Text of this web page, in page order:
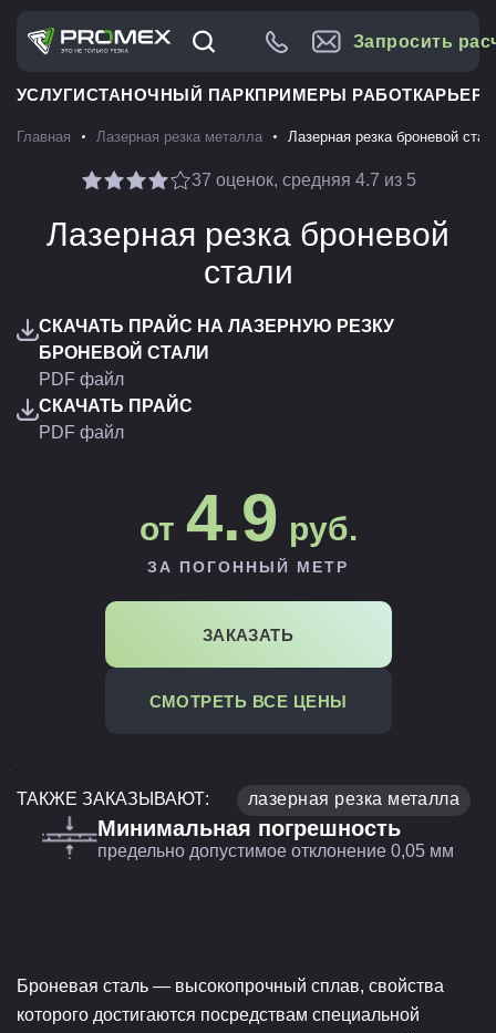
Запросить
УСЛУГИСТАНОЧНЫЙ ПАРКПРИМЕРЫ РАБОТКАРЬЕРА
Главная Лазерная резка металла Лазерная резка броневой
37 оценок, средняя 4.7 из 5
Лазерная резка броневой
стали
СКАЧАТЬ ПРАЙС НА ЛАЗЕРНУЮ РЕЗКУ
БРОНЕВОЙ СТАЛИ
PDF файл
СКАЧАТЬ ПРАЙС
PDF файл
от 4.9 руб.
ЗА ПОГОННЫЙ МЕТР
ЗАКАЗАТЬ
СМОТРЕТЬ ВСЕ ЦЕНЫ
ТАКЖЕ ЗАКАЗЫВАЮТ: лазерная резка металла
Минимальная погрешность
предельно допустимое отклонение 0,05 мм
Броневая сталь — высокопрочный сплав, свойства
которого достигаются посредствам специальной